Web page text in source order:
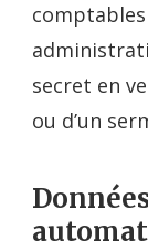
secret en
ou d’un